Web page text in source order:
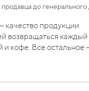
до генерального
качество продукции.
возвращаться каждый
кофе. Все остальное